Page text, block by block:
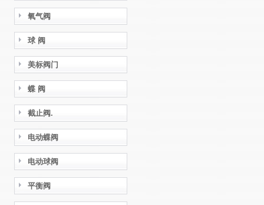
氧气阀
球 阀
美标阀门
蝶 阀
截止阀.
电动蝶阀
电动球阀
平衡阀